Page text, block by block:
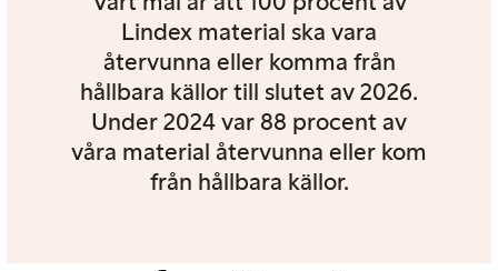
Lindex material ska vara
återvunna eller komma från
hållbara källor till slutet av 2026.
Under 2024 var 88 procent av
våra material återvunna eller kom
från hållbara källor.